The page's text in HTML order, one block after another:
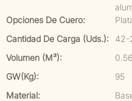
Opciones De Cuero:
Cantidad De Carga (uds.):
42-
Volumen (m³):
0.56
GW(kg):
95
Material: